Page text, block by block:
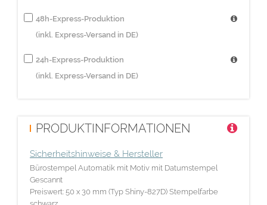
48h-Express-Produktion
(inkl. Express-Versand in DE)
24h-Express-Produktion
(inkl. Express-Versand in DE)
PRODUKTINFORMATIONEN
Sicherheitshinweise & Hersteller
Bürostempel Automatik mit Motiv mit Datumstempel
Gescannt
Preiswert: 50 x 30 mm (Typ Shiny-827D) Stempelfarbe